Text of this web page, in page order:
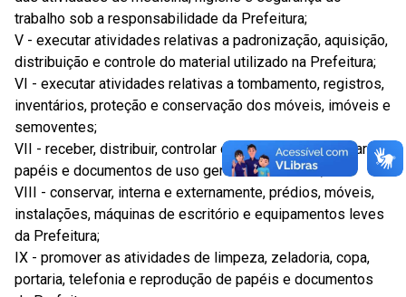
trabalho sob a responsabilidade da Prefeitura;
V - executar atividades relativas a padronização, aquisição,
distribuição e controle do material utilizado na Prefeitura;
VI - executar atividades relativas a tombamento, registros,
inventários, proteção e conservação dos móveis, imóveis e
semoventes;
VII - receber, distribuir, controlar o andamento e arquivar os
papéis e documentos de uso geral da Prefeitura;
VIII - conservar, interna e externamente, prédios, móveis,
instalações, máquinas de escritório e equipamentos leves
da Prefeitura;
IX - promover as atividades de limpeza, zeladoria, copa,
portaria, telefonia e reprodução de papéis e documentos